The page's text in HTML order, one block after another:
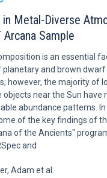
in Metal-Diverse
Arcana Sample
is an essential
planetary and brown dwarf
however, the majority of
near the Sun have
abundance patterns. In
of the key findings of
of the Ancients"
and
Adam et al.